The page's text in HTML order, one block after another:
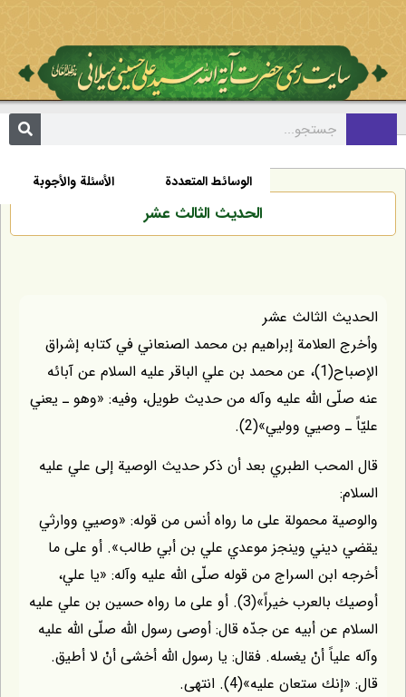
الأسئلة والأجوبة الوسائط المتعددة
الحديث الثالث عشر
الحديث الثالث عشر
وأخرج العلامة إبراهيم بن محمد الصنعاني في كتابه إشراق
الإصباح(1)، عن محمد بن علي الباقر عليه السلام عن آبائه
عنه صلّى اللّه عليه وآله من حديث طويل، وفيه: «وهو ـ يعني
عليّاً ـ وصيي ووليي»(2).
قال المحب الطبري بعد أن ذكر حديث الوصية إلى علي عليه
السلام:
والوصية محمولة على ما رواه أنس من قوله: «وصيي ووارثي
يقضي ديني وينجز موعدي علي بن أبي طالب». أو على ما
أخرجه ابن السراج من قوله صلّى اللّه عليه وآله: «يا علي،
أوصيك بالعرب خيراً»(3). أو على ما رواه حسين بن علي عليه
السلام عن أبيه عن جدّه قال: أوصى رسول اللّه صلّى اللّه عليه
وآله علياً أنْ يغسله. فقال: يا رسول اللّه أخشى أنْ لا أطيق.
قال: «إنك ستعان عليه»(4). انتهى.